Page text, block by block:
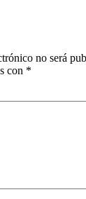
no será
con *